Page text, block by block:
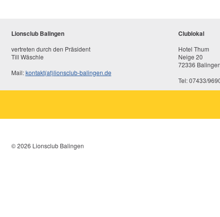
Lionsclub Balingen
vertreten durch den Präsident
Till Wäschle
Mail:kontakt(at)lionsclub-balingen.de
Clublokal
Hotel Thum
Neige 20
72336
Tel: 07433/
© 2026 Lionsclub Balingen